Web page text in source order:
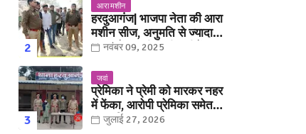
आरा मशीन
हरदुआगंज| भाजपा नेता की आरा
मशीन सीज, अनुमति से ज्यादा
संख्या में चलती मिली मशीनें
नवंबर 09, 2025
जवां
प्रेमिका ने प्रेमी को मारकर नहर
में फेंका, आरोपी प्रेमिका समेत
युवक गिरफ्तार
जुलाई 27, 2026